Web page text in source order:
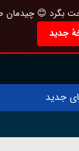
بگرد 😊
جدید
جدید